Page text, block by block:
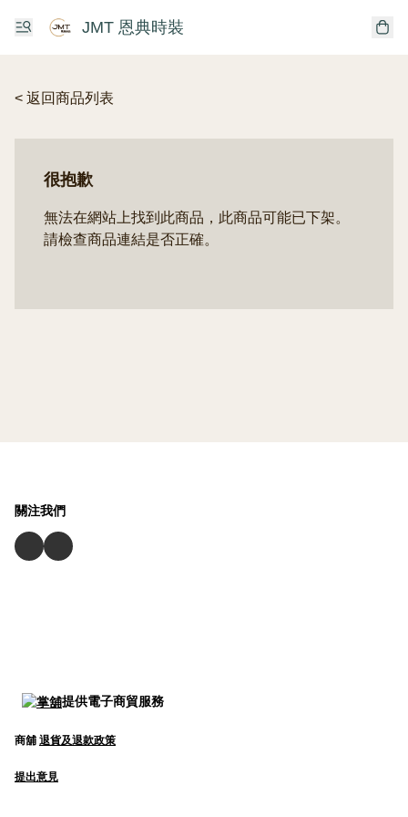
JMT 恩典時裝
< 返回商品列表
很抱歉
無法在網站上找到此商品，此商品可能已下架。
請檢查商品連結是否正確。
關注我們
提供電子商貿服務
商舖 退貨及退款政策
提出意見